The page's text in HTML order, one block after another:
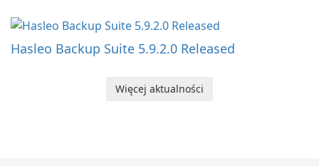
Hasleo Backup Suite 5.9.2.0 Released
Więcej aktualności